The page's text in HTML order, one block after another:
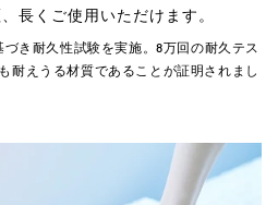
長くご使用いただけます。
き耐久性試験を実施。8万回の耐久テス
耐えうる材質であることが証明されまし